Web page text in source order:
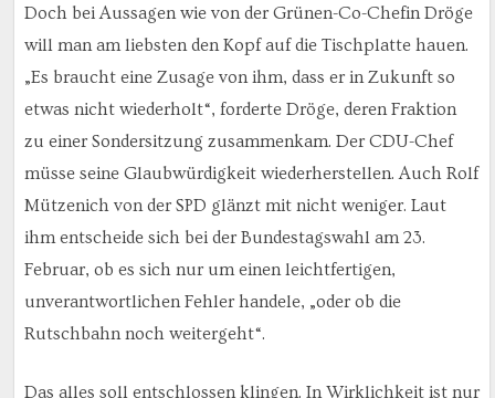
Doch bei Aussagen wie von der Grünen-Co-Chefin Dröge
will man am liebsten den Kopf auf die Tischplatte hauen.
„Es braucht eine Zusage von ihm, dass er in Zukunft so
etwas nicht wiederholt“, forderte Dröge, deren Fraktion
zu einer Sondersitzung zusammenkam. Der CDU-Chef
müsse seine Glaubwürdigkeit wiederherstellen. Auch Rolf
Mützenich von der SPD glänzt mit nicht weniger. Laut
ihm entscheide sich bei der Bundestagswahl am 23.
Februar, ob es sich nur um einen leichtfertigen,
unverantwortlichen Fehler handele, „oder ob die
Rutschbahn noch weitergeht“.
Das alles soll entschlossen klingen. In Wirklichkeit ist nur